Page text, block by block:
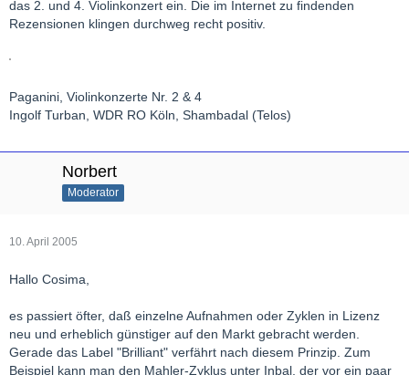
das 2. und 4. Violinkonzert ein. Die im Internet zu findenden
Rezensionen klingen durchweg recht positiv.
Paganini, Violinkonzerte Nr. 2 & 4
Ingolf Turban, WDR RO Köln, Shambadal (Telos)
Norbert
Moderator
10. April 2005
Hallo Cosima,
es passiert öfter, daß einzelne Aufnahmen oder Zyklen in Lizenz
neu und erheblich günstiger auf den Markt gebracht werden.
Gerade das Label "Brilliant" verfährt nach diesem Prinzip. Zum
Beispiel kann man den Mahler-Zyklus unter Inbal, der vor ein paar